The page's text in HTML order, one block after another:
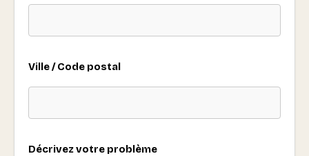
Ville / Code postal
Décrivez votre problème